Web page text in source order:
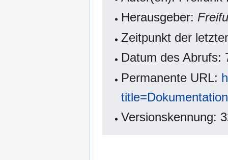
Herausgeber:
Zeitpunkt der
Datum des Abrufs:
Permanente URL:
Versionskennung: